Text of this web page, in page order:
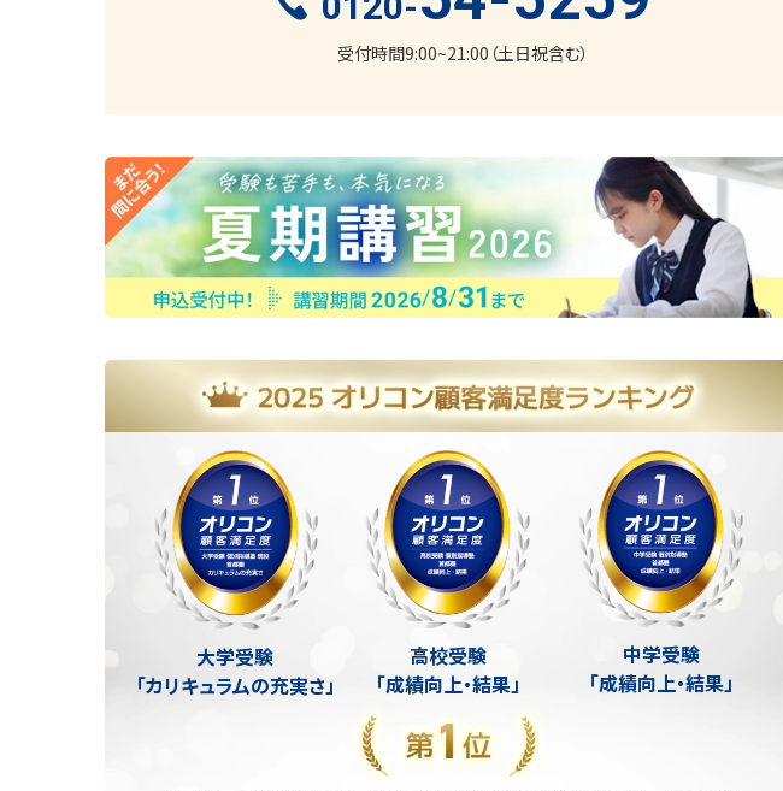
受付時間9:00~21:00（土日祝含む）
大学受験
「カリキュラムの充実さ」
高校受験
「成績向上・結果」
中学受験
「成績向上・結果」